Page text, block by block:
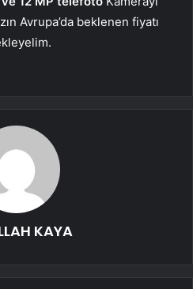
Avrupa’da beklenen fiyatı
KAYA